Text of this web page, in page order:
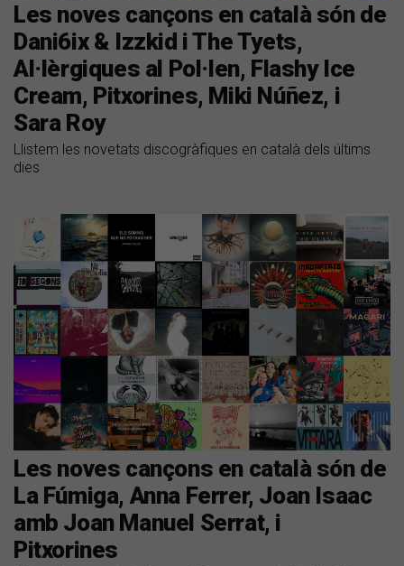
Les noves cançons en català són de
Dani6ix & Izzkid i The Tyets,
Al·lèrgiques al Pol·len, Flashy Ice
Cream, Pitxorines, Miki Núñez, i
Sara Roy
Llistem les novetats discogràfiques en català dels últims
dies
Les noves cançons en català són de
La Fúmiga, Anna Ferrer, Joan Isaac
amb Joan Manuel Serrat, i
Pitxorines